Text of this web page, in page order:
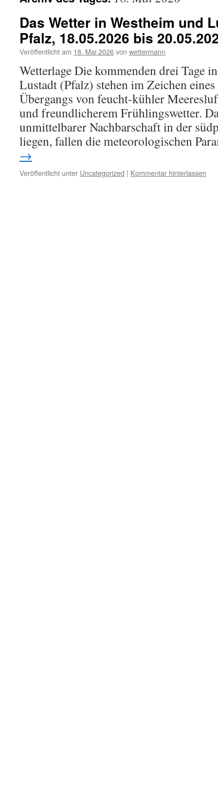
Das Wetter in Westheim und
Pfalz, 18.05.2026 bis
Veröffentlicht am 18. Mai 2026von wettermann
Wetterlage Die kommenden drei Tage
Lustadt (Pfalz) stehen im Zeichen
Übergangs von feucht-kühler
und freundlicherem Frühlingswetter.
unmittelbarer Nachbarschaft in der
liegen, fallen die meteorologischen
→
Veröffentlicht unter Uncategorized | Kommentar hinterlassen